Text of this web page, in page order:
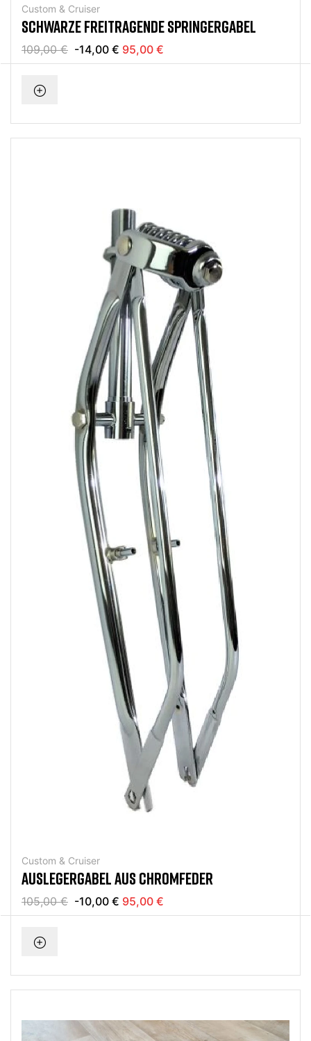
Custom & Cruiser
SCHWARZE FREITRAGENDE SPRINGERGABEL
109,00 € -14,00 € 95,00 €
Custom & Cruiser
AUSLEGERGABEL AUS CHROMFEDER
105,00 € -10,00 € 95,00 €